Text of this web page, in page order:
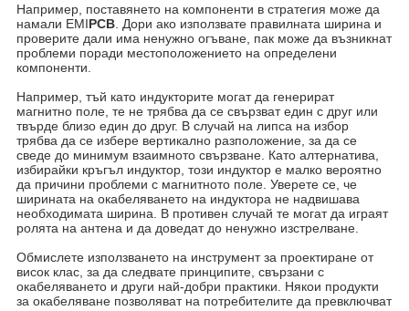
Например, поставянето на компоненти в стратегия може да
намали EMIPCB. Дори ако използвате правилната ширина и
проверите дали има ненужно огъване, пак може да възникнат
проблеми поради местоположението на определени
компоненти.
Например, тъй като индукторите могат да генерират
магнитно поле, те не трябва да се свързват един с друг или
твърде близо един до друг. В случай на липса на избор
трябва да се избере вертикално разположение, за да се
сведе до минимум взаимното свързване. Като алтернатива,
избирайки кръгъл индуктор, този индуктор е малко вероятно
да причини проблеми с магнитното поле. Уверете се, че
ширината на окабеляването на индуктора не надвишава
необходимата ширина. В противен случай те могат да играят
ролята на антена и да доведат до ненужно изстрелване.
Обмислете използването на инструмент за проектиране от
висок клас, за да следвате принципите, свързани с
окабеляването и други най-добри практики. Някои продукти
за окабеляване позволяват на потребителите да превключват